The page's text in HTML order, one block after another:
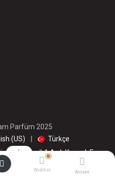
0
Wishlist Account
Parfüm 2025
(US)
Türkçe
- # 1Açık Kaynak E-